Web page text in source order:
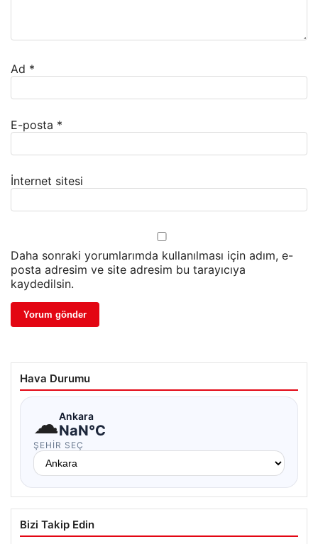
Ad *
E-posta *
İnternet sitesi
Daha sonraki yorumlarımda kullanılması için adım, e-
posta adresim ve site adresim bu tarayıcıya
kaydedilsin.
Hava Durumu
☁Ankara
NaN°C
ŞEHIR SEÇ
Bizi Takip Edin